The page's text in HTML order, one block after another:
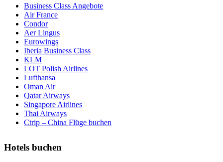
Business Class Angebote
Air France
Condor
Aer Lingus
Eurowings
Iberia Business Class
KLM
LOT Polish Airlines
Lufthansa
Oman Air
Qatar Airways
Singapore Airlines
Thai Airways
Ctrip – China Flüge buchen
Hotels buchen